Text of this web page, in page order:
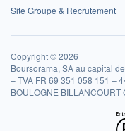
Site Groupe & Recrutement
Copyright © 2026
Boursorama, SA au capital
– TVA FR 69 351 058 151 –
BOULOGNE BILLANCOURT